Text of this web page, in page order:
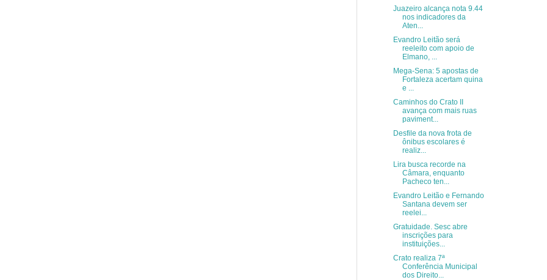
Juazeiro alcança nota 9.44
nos indicadores da
Aten...
Evandro Leitão será
reeleito com apoio de
Elmano, ...
Mega-Sena: 5 apostas de
Fortaleza acertam quina
e ...
Caminhos do Crato II
avança com mais ruas
paviment...
Desfile da nova frota de
ônibus escolares é
realiz...
Lira busca recorde na
Câmara, enquanto
Pacheco ten...
Evandro Leitão e Fernando
Santana devem ser
reelei...
Gratuidade. Sesc abre
inscrições para
instituições...
Crato realiza 7ª
Conferência Municipal
dos Direito...